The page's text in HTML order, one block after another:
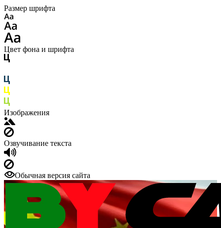
Размер шрифта
Цвет фона и шрифта
Изображения
Озвучивание текста
Обычная версия сайта